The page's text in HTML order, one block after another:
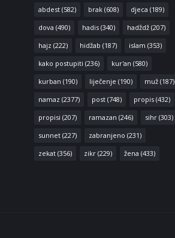
abdest(582) brak(608) djeca (189)
dova (490) hadis(340) hadždž(207)
hajz (222) hidžab (187) islam (353)
kako postupiti (236) kur'an (580)
kurban (190) liječenje (190) muž(187)
namaz (2377) post(748) propis(432)
propisi (207) ramazan (246) sihr(303)
sunnet(227) zabranjeno (231)
zekat(356) zikr(229) žena (433)